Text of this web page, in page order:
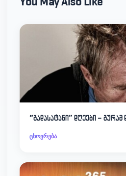
“გადასატანი” დღეები – გურამ
ცხოვრება